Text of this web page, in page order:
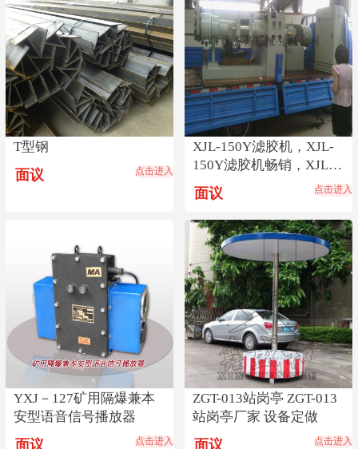
T型钢
面议 点击进入
XJL-150Y滤胶机，XJL-
150Y滤胶机畅销，XJL-
150Y滤胶机货源
面议 点击进入
YXJ－127矿用隔爆兼本
安型语音信号播放器
面议 点击进入
ZGT-013站岗亭 ZGT-013
站岗亭厂家 设备定做
面议 点击进入